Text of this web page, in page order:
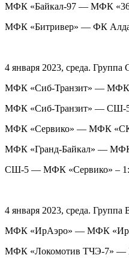
МФК «Байкал-97 — МФК «36
МФК «Битривер» — ФК
4 января 2023, среда. Группа
МФК «Сиб-Транзит» — МФК
МФК «Сиб-Транзит» — СШ-5
МФК «Сервико» — МФК
МФК «Гранд-Байкал» —
СШ-5 — МФК «Сервико» –
4 января 2023, среда. Группа
МФК «ИрАэро» — МФК
МФК «Локомотив ТЧЭ-7» —